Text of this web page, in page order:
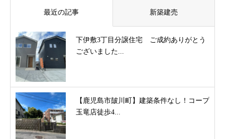
最近の記事 新築建売
下伊敷3丁目分譲住宅 ご成約ありがとう
ございました...
【鹿児島市皷川町】建築条件なし！コープ
玉竜店徒歩4...